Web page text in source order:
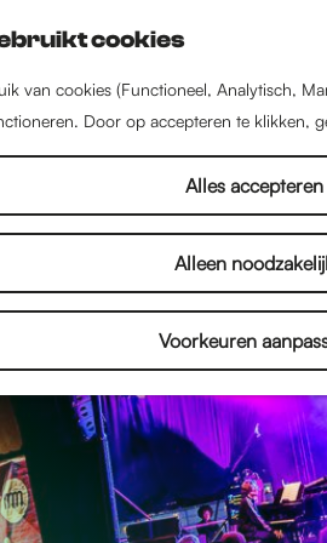
cookies
van cookies (Functioneel, Analytisch,
Door op accepteren te klikken,
Alles accepteren
Alleen
Voorkeuren